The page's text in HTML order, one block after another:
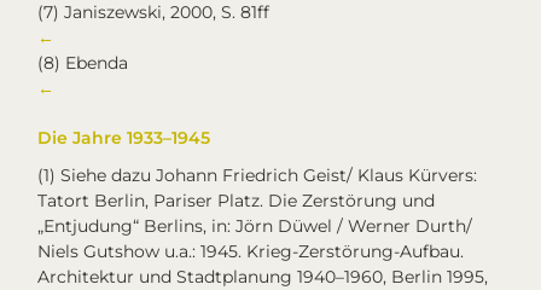
(7) Janiszewski, 2000, S. 81ff
←
(8) Ebenda
←
Die Jahre 1933–1945
(1) Siehe dazu Johann Friedrich Geist/ Klaus Kürvers:
Tatort Berlin, Pariser Platz. Die Zerstörung und
„Entjudung“ Berlins, in: Jörn Düwel / Werner Durth/
Niels Gutshow u.a.: 1945. Krieg-Zerstörung-Aufbau.
Architektur und Stadtplanung 1940–1960, Berlin 1995,